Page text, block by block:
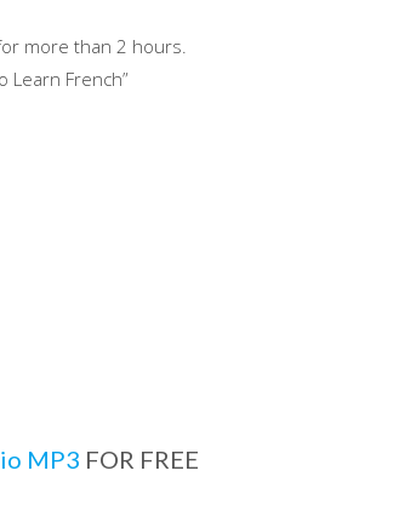
more than 2 hours.
Learn French”
MP3 FOR FREE